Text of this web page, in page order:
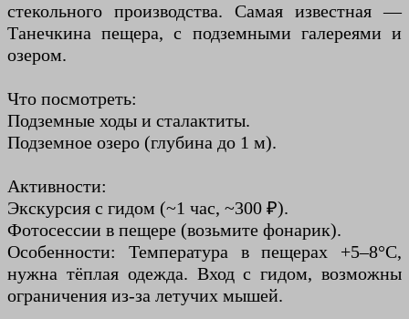
стекольного производства. Самая известная —
Танечкина пещера, с подземными галереями и
озером.
Что посмотреть:
Подземные ходы и сталактиты.
Подземное озеро (глубина до 1 м).
Активности:
Экскурсия с гидом (~1 час, ~300 ₽).
Фотосессии в пещере (возьмите фонарик).
Особенности: Температура в пещерах +5–8°C,
нужна тёплая одежда. Вход с гидом, возможны
ограничения из-за летучих мышей.